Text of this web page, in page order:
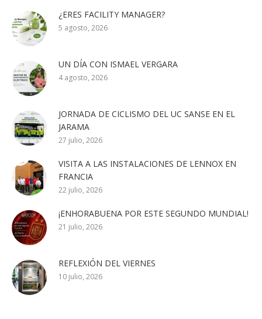
¿ERES FACILITY MANAGER?
5 agosto, 2026
UN DÍA CON ISMAEL VERGARA
4 agosto, 2026
JORNADA DE CICLISMO DEL UC SANSE EN EL
JARAMA
27 julio, 2026
VISITA A LAS INSTALACIONES DE LENNOX EN
FRANCIA
22 julio, 2026
¡ENHORABUENA POR ESTE SEGUNDO MUNDIAL!
21 julio, 2026
REFLEXIÓN DEL VIERNES
10 julio, 2026